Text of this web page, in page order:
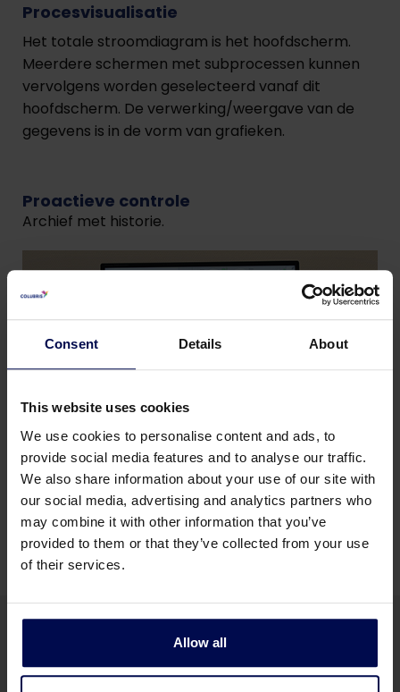
Consent Details About
This website uses cookies
We use cookies to personalise content and ads, to
provide social media features and to analyse our traffic.
We also share information about your use of our site with
our social media, advertising and analytics partners who
may combine it with other information that you’ve
provided to them or that they’ve collected from your use
of their services.
Allow all
Procesvisualisatie
Het totale stroomdiagram is het hoofdscherm.
Meerdere schermen met subprocessen kunnen
vervolgens worden geselecteerd vanaf dit
hoofdscherm. De verwerking/weergave van de
gegevens is in de vorm van grafieken.
Proactieve controle
Archief met historie.